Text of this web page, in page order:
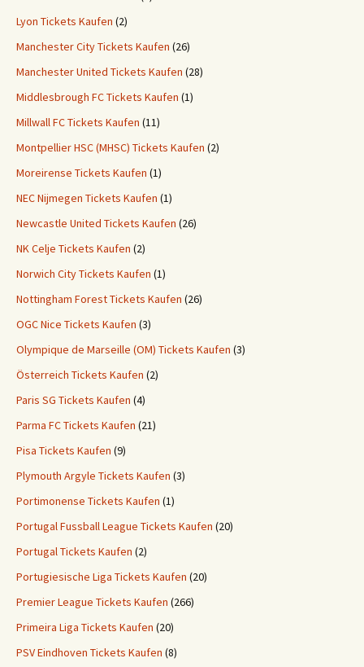
Lyon Tickets Kaufen (2)
Manchester City Tickets Kaufen (26)
Manchester United Tickets Kaufen (28)
Middlesbrough FC Tickets Kaufen (1)
Millwall FC Tickets Kaufen (11)
Montpellier HSC (MHSC) Tickets Kaufen (2)
Moreirense Tickets Kaufen (1)
NEC Nijmegen Tickets Kaufen (1)
Newcastle United Tickets Kaufen (26)
NK Celje Tickets Kaufen (2)
Norwich City Tickets Kaufen (1)
Nottingham Forest Tickets Kaufen (26)
OGC Nice Tickets Kaufen (3)
Olympique de Marseille (OM) Tickets Kaufen (3)
Österreich Tickets Kaufen (2)
Paris SG Tickets Kaufen (4)
Parma FC Tickets Kaufen (21)
Pisa Tickets Kaufen (9)
Plymouth Argyle Tickets Kaufen (3)
Portimonense Tickets Kaufen (1)
Portugal Fussball League Tickets Kaufen (20)
Portugal Tickets Kaufen (2)
Portugiesische Liga Tickets Kaufen (20)
Premier League Tickets Kaufen (266)
Primeira Liga Tickets Kaufen (20)
PSV Eindhoven Tickets Kaufen (8)